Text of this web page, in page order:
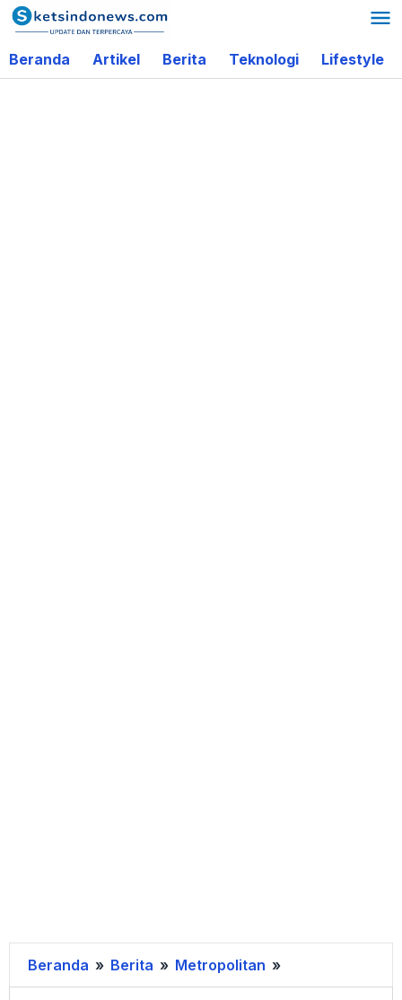
Lewati
ke
konten
Beranda Artikel Berita Teknologi Lifestyle
Beranda » Berita » Metropolitan »
Mamat